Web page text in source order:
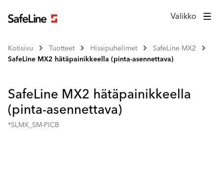
Valikko
Kotisivu Tuotteet Hissipuhelimet
SafeLine MX2
SafeLine MX2 hätäpainikkeella (pinta-asennettava)
SafeLine MX2 hätäpainikkeella
(pinta-asennettava)
*SLMX_SM-PICB